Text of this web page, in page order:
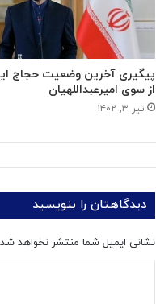
پیگیری آخرین وضعیت حجاج
از سوی امیرعبداللهیان
تیر ۳, ۱۴۰۲
دیدگاهتان را بنویسید
نشانی ایمیل شما منتشر نخواهد